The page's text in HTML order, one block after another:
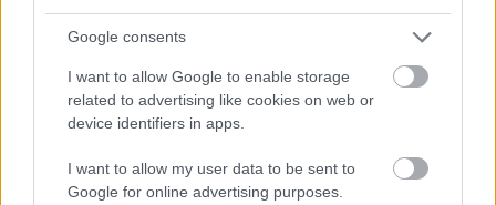
Google consents
I want to allow Google to enable storage
related to advertising like cookies on web or
device identifiers in apps.
I want to allow my user data to be sent to
Google for online advertising purposes.
egyedül jut el, hiszen vele van Toto kutya és
Csodaországban is hamar barátokra, társakra és